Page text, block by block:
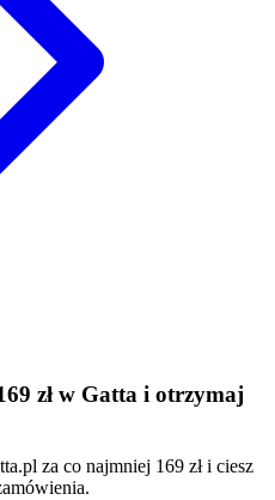
zł w Gatta i otrzymaj
za co najmniej 169 zł i ciesz